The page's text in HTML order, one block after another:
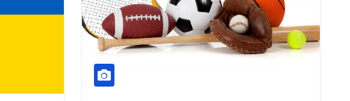
download onzze App